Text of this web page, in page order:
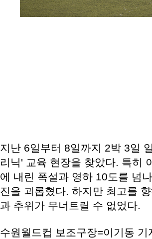
지난 6일부터 8일까지 2박 3일
리닉' 교육 현장을 찾았다. 특히
에 내린 폭설과 영하 10도를 넘
진을 괴롭혔다. 하지만 최고를
과 추위가 무너트릴 수 없었다.
수원월드컵 보조구장=이기동 기